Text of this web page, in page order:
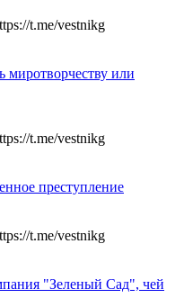
t.me/vestnikg
или
t.me/vestnikg
преступление
t.me/vestnikg
"Зеленый Сад", чей